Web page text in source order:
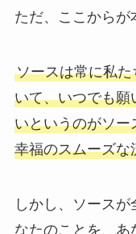
ただ、ここからが
ソースは常に私
いて、いつでも願
いというのがソー
幸福のスムーズな
しかし、ソース
なたのことを、